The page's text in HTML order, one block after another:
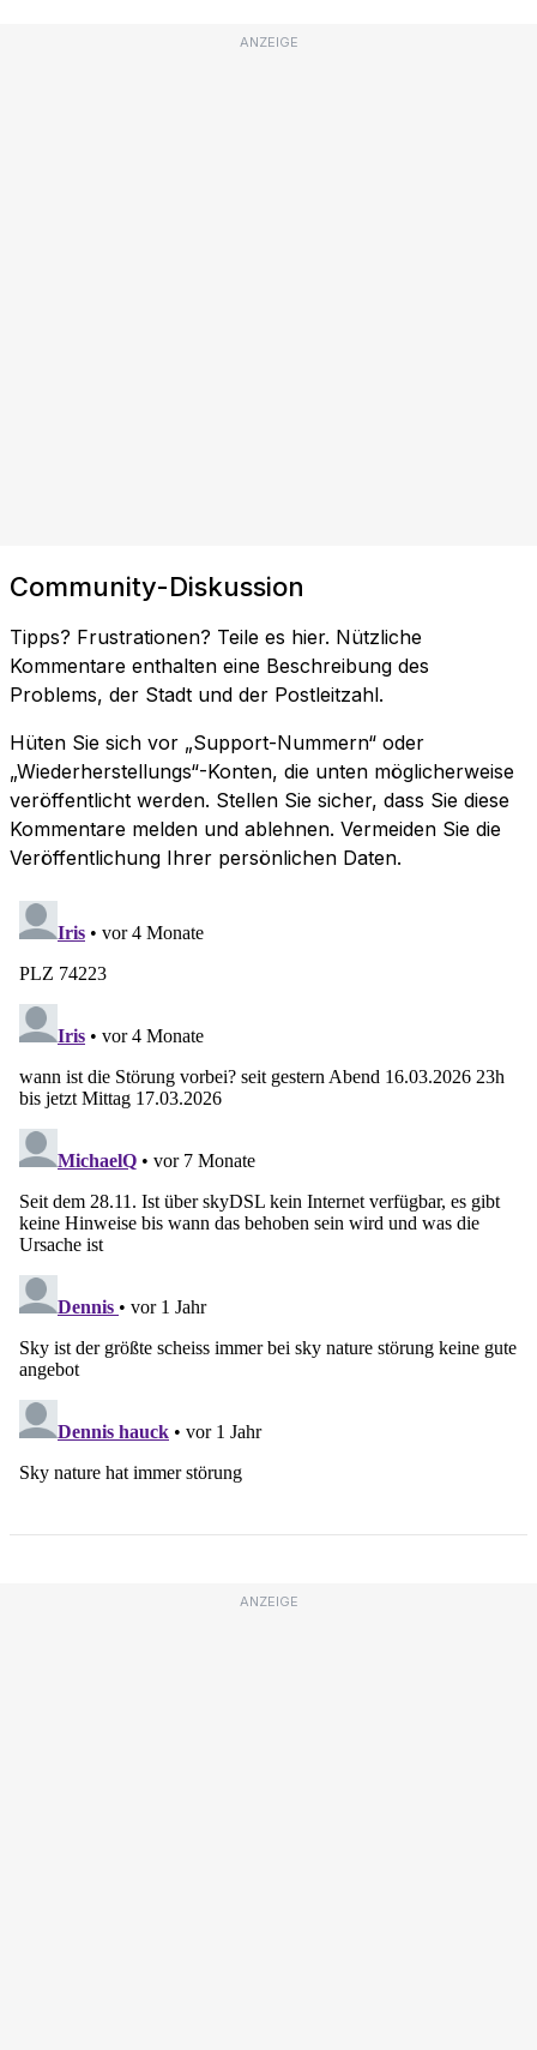
ANZEIGE
Community-Diskussion
Tipps? Frustrationen? Teile es hier. Nützliche
Kommentare enthalten eine Beschreibung des
Problems, der Stadt und der Postleitzahl.
Hüten Sie sich vor „Support-Nummern“ oder
„Wiederherstellungs“-Konten, die unten möglicherweise
veröffentlicht werden. Stellen Sie sicher, dass Sie diese
Kommentare melden und ablehnen. Vermeiden Sie die
Veröffentlichung Ihrer persönlichen Daten.
ANZEIGE